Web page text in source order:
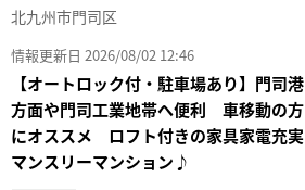
北九州市門司区
情報更新日 2026/08/02 12:46
【オートロック付・駐車場あり】門司港
方面や門司工業地帯へ便利 車移動の方
にオススメ ロフト付きの家具家電充実
マンスリーマンション♪